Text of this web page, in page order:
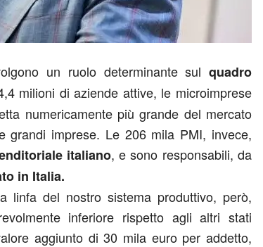
un ruolo determinante sul quadro
milioni di aziende attive, le microimprese
numericamente più grande del mercato
grandi imprese. Le 206 mila PMI, invece,
italiano, e sono responsabili, da
in Italia.
linfa del nostro sistema produttivo, però,
inferiore rispetto agli altri stati
aggiunto di 30 mila euro per addetto,